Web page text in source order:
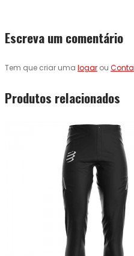
Escreva um comentário
Tem que criar uma logar ou Conta
Produtos relacionados